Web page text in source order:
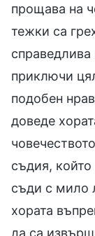
прощава на
тежки са
приключи
подобен
доведе
съдия,
съди с мило
хората
да са